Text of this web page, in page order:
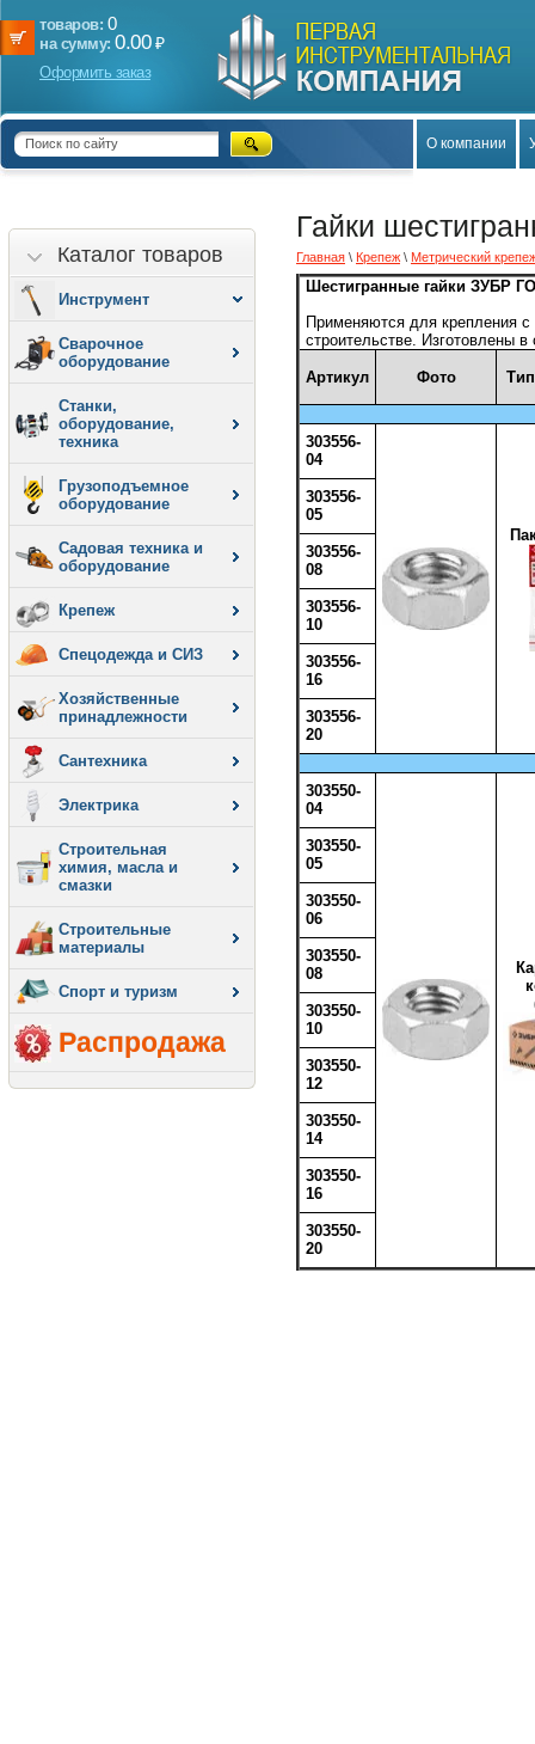
товаров: 0
на сумму: 0.00 ₽
Оформить заказ
О компании
Каталог товаров
Инструмент
Сварочное
оборудование
Станки,
оборудование,
техника
Грузоподъемное
оборудование
Садовая техника и
оборудование
Крепеж
Спецодежда и СИЗ
Хозяйственные
принадлежности
Сантехника
Электрика
Строительная
химия, масла и
смазки
Строительные
материалы
Спорт и туризм
Распродажа
Гайки
Главная \ Крепеж \ Метрический
Шестигранные гайки ЗУБР
Применяются для крепления
строительстве. Изготовлены
Артикул Фото
303556-
04
303556-
05
303556-
08
303556-
10
303556-
16
303556-
20
303550-
04
303550-
05
303550-
06
303550-
08
303550-
10
303550-
12
303550-
14
303550-
16
303550-
20